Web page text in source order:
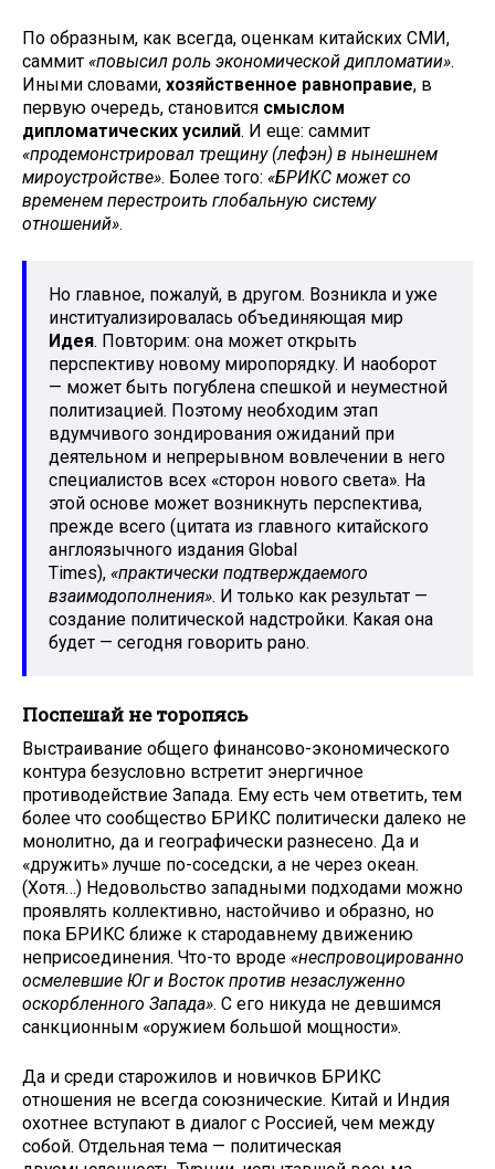
По образным, как всегда, оценкам китайских СМИ,
саммит «повысил роль экономической дипломатии».
Иными словами, хозяйственное равноправие, в
первую очередь, становится смыслом
дипломатических усилий. И еще: саммит
«продемонстрировал трещину (лефэн) в нынешнем
мироустройстве». Более того: «БРИКС может со
временем перестроить глобальную систему
отношений».
Но главное, пожалуй, в другом. Возникла и уже
институализировалась объединяющая мир
Идея. Повторим: она может открыть
перспективу новому миропорядку. И наоборот
— может быть погублена спешкой и неуместной
политизацией. Поэтому необходим этап
вдумчивого зондирования ожиданий при
деятельном и непрерывном вовлечении в него
специалистов всех «сторон нового света». На
этой основе может возникнуть перспектива,
прежде всего (цитата из главного китайского
англоязычного издания Global
Times), «практически подтверждаемого
взаимодополнения». И только как результат —
создание политической надстройки. Какая она
будет — сегодня говорить рано.
Поспешай не торопясь
Выстраивание общего финансово-экономического
контура безусловно встретит энергичное
противодействие Запада. Ему есть чем ответить, тем
более что сообщество БРИКС политически далеко не
монолитно, да и географически разнесено. Да и
«дружить» лучше по-соседски, а не через океан.
(Хотя…) Недовольство западными подходами можно
проявлять коллективно, настойчиво и образно, но
пока БРИКС ближе к стародавнему движению
неприсоединения. Что-то вроде «неспровоцированно
осмелевшие Юг и Восток против незаслуженно
оскорбленного Запада». С его никуда не девшимся
санкционным «оружием большой мощности».
Да и среди старожилов и новичков БРИКС
отношения не всегда союзнические. Китай и Индия
охотнее вступают в диалог с Россией, чем между
собой. Отдельная тема — политическая